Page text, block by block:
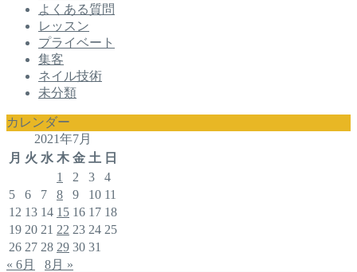
よくある質問
レッスン
プライベート
集客
ネイル技術
未分類
カレンダー
2021年7月
月 火 水 木 金 土 日
1
2 3
4
5
6 7 8 9 10 11
12 13 14 15 16 17 18
19 20 21 22 23 24 25
26 27 28 29 30 31
« 6月
8月 »